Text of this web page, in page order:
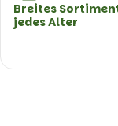
Breites
jedes Alter